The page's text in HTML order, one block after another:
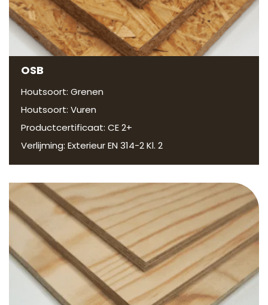
OSB
Productcertificaat: CE 2+
Verlijming: Exterieur EN 314-2 Kl. 2
Houtsoort: Grenen
Houtsoort: Vuren